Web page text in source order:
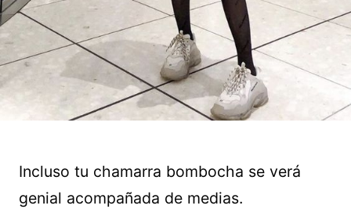
Incluso tu chamarra bombocha se verá
genial acompañada de medias.